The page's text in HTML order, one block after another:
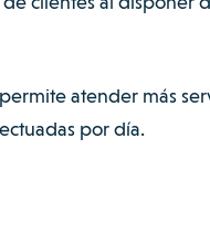
atender más
por día.